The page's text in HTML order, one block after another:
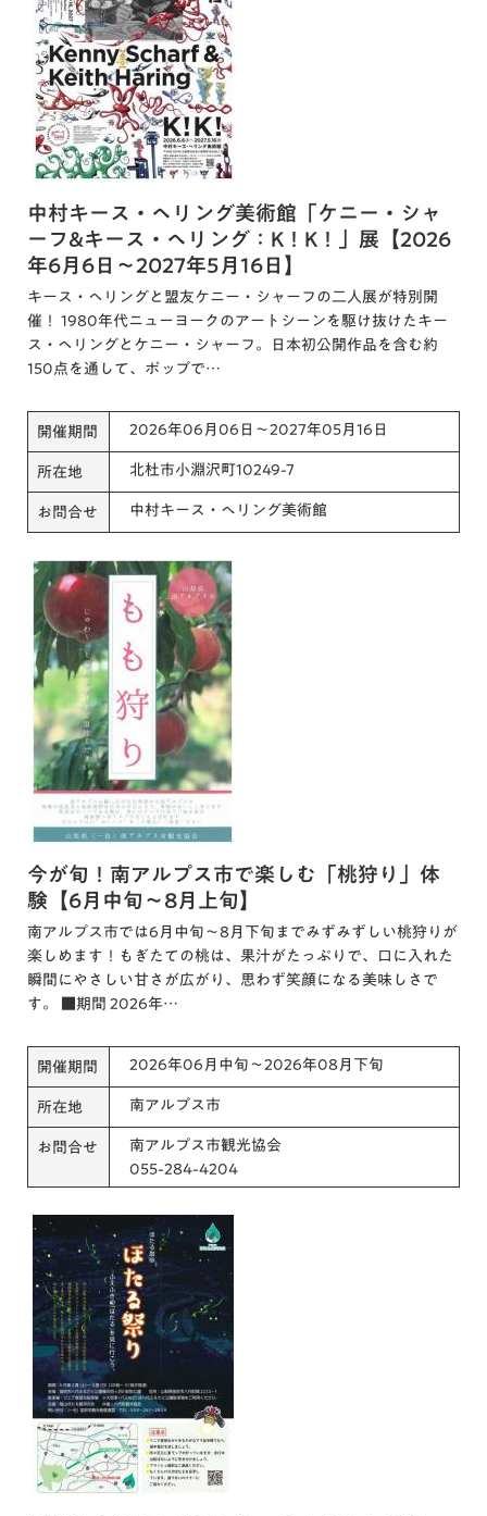
中村キース・ヘリング美術館「ケニー・シャ
ーフ&キース・ヘリング：K！K！」展【2026
年6月6日～2027年5月16日】
キース・ヘリングと盟友ケニー・シャーフの二人展が特別開
催！ 1980年代ニューヨークのアートシーンを駆け抜けたキー
ス・ヘリングとケニー・シャーフ。日本初公開作品を含む約
150点を通して、ポップで…
開催期間 2026年06月06日～2027年05月16日
所在地 北杜市小淵沢町10249-7
お問合せ 中村キース・へリング美術館
今が旬！南アルプス市で楽しむ「桃狩り」体
験【6月中旬～8月上旬】
南アルプス市では6月中旬〜8月下旬までみずみずしい桃狩りが
楽しめます！もぎたての桃は、果汁がたっぷりで、口に入れた
瞬間にやさしい甘さが広がり、思わず笑顔になる美味しさで
す。 ■期間 2026年…
開催期間 2026年06月中旬～2026年08月下旬
所在地 南アルプス市
お問合せ
南アルプス市観光協会
055-284-4204